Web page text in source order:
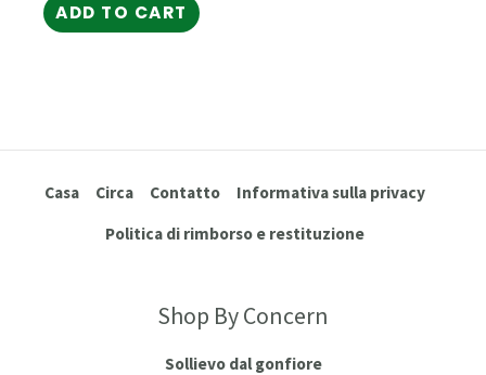
ADD TO CART
Casa Circa Contatto
Informativa sulla privacy
Politica di rimborso e restituzione
Shop By Concern
Sollievo dal gonfiore